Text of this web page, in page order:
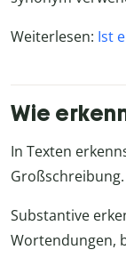
Weiterlesen: Ist
Wie
In Texten
Großschreibung.
Substantive
Wortendungen,